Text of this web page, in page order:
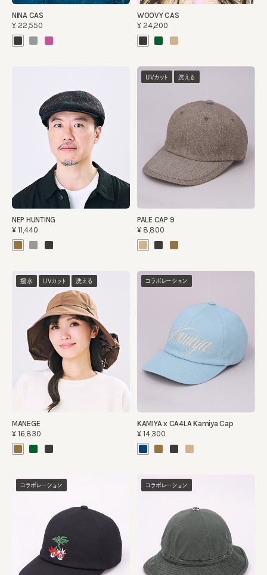
NINA CAS
¥22,550
WOOVY CAS
¥24,200
NEP HUNTING
¥11,440
UVカット 洗える
PALE CAP 9
¥8,800
撥水 UVカット 洗える
MANEGE
¥16,830
コラボレーション
KAMIYA x CA4LA Kamiya Cap
¥14,300
コラボレーション コラボレーション